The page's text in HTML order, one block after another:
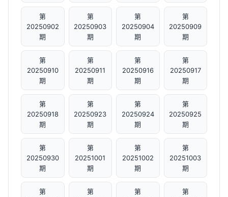
第
20250902
期
第
20250903
期
第
20250904
期
第
20250909
期
第
20250910
期
第
20250911
期
第
20250916
期
第
20250917
期
第
20250918
期
第
20250923
期
第
20250924
期
第
20250925
期
第
20250930
期
第
20251001
期
第
20251002
期
第
20251003
期
第
第
第
第